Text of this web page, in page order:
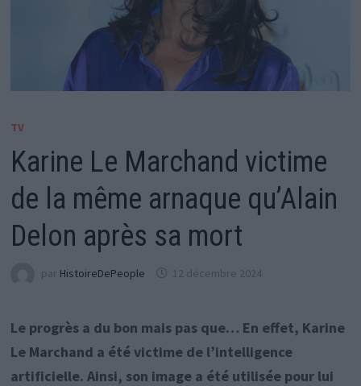
TV
Karine Le Marchand victime
de la même arnaque qu’Alain
Delon après sa mort
par HistoireDePeople 12 décembre 2024
Le progrès a du bon mais pas que… En effet, Karine
Le Marchand a été victime de l’intelligence
artificielle. Ainsi, son image a été utilisée pour lui